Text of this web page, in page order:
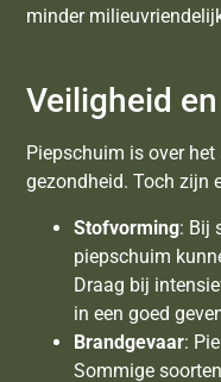
minder
Veiligheid
Piepschuim is over
gezondheid. Toch zijn
Stofvorming: Bij
piepschuim
Draag bij
in een goed
Brandgevaar:
Sommige